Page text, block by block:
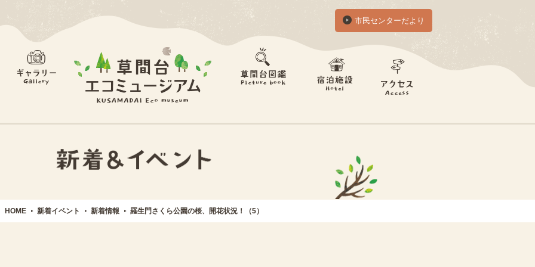
市民センターだより
HOME 新着イベント 新着情報 羅生門さくら公園の桜、開花状況！（5）